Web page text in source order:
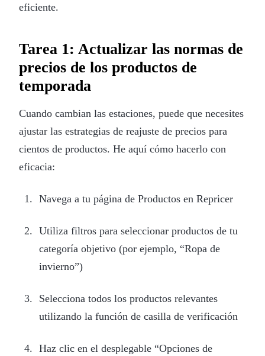
eficiente.
Tarea 1: Actualizar las normas de
precios de los productos de
temporada
Cuando cambian las estaciones, puede que necesites
ajustar las estrategias de reajuste de precios para
cientos de productos. He aquí cómo hacerlo con
eficacia:
Navega a tu página de Productos en Repricer
Utiliza filtros para seleccionar productos de tu
categoría objetivo (por ejemplo, “Ropa de
invierno”)
Selecciona todos los productos relevantes
utilizando la función de casilla de verificación
Haz clic en el desplegable “Opciones de